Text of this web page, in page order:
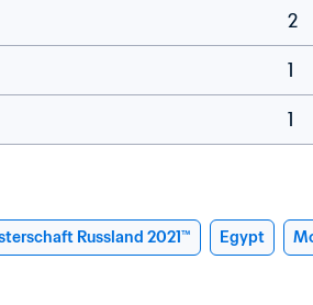
2
1
1
Russland 2021™ Egypt